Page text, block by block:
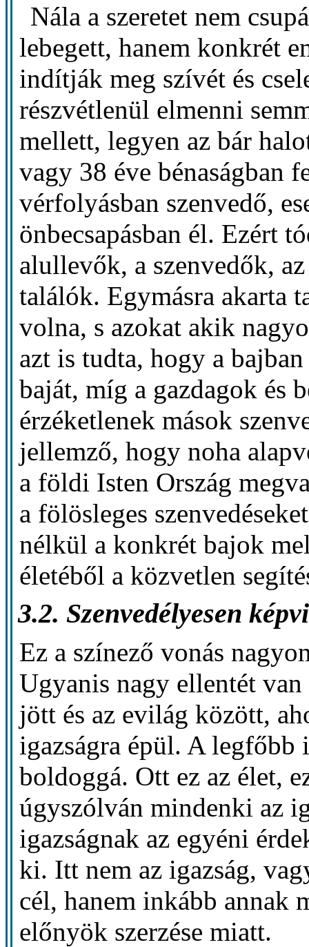
Nála a szeretet nem
lebegett, hanem konkrét
indítják meg szívét és
részvétlenül elmenni
mellett, legyen az bár
vagy 38 éve bénaságban
vérfolyásban szenvedő,
önbecsapásban él. Ezért
alullevők, a szenvedők,
találók. Egymásra akarta
volna, s azokat akik
azt is tudta, hogy a
baját, míg a gazdagok és
érzéketlenek mások
jellemző, hogy noha
a földi Isten Ország
a fölösleges
nélkül a konkrét bajok
életéből a közvetlen
3.2. Szenvedélyesen
Ez a színező vonás
Ugyanis nagy ellentét
jött és az evilág között,
igazságra épül. A legfőbb
boldoggá. Ott ez az élet,
úgyszólván mindenki az
igazságnak az egyéni
ki. Itt nem az igazság,
cél, hanem inkább annak
előnyök szerzése miatt.